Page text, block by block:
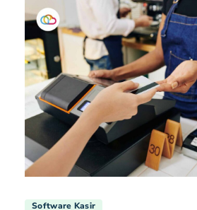
Software Kasir